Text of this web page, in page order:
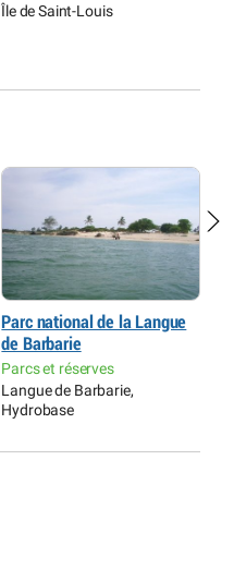
Île de Saint-Louis
Parc national de la Langue
de Barbarie
Parcs et réserves
Langue de Barbarie,
Hydrobase